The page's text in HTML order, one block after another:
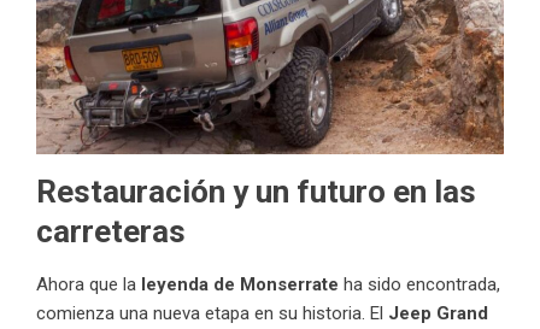
Restauración y un futuro en las
carreteras
Ahora que la leyenda de Monserrate ha sido encontrada,
comienza una nueva etapa en su historia. El Jeep Grand